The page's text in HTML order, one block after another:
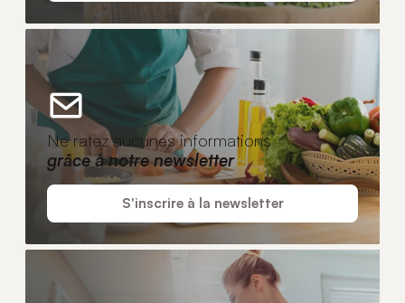
Ne ratez aucunes informations
grâce à notre newsletter
S'inscrire à la newsletter